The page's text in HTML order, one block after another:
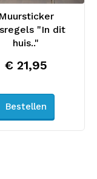
Muursticker
"In dit
huis.."
€ 21,95
Bestellen